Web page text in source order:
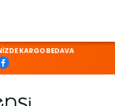
KARGO BEDAVA